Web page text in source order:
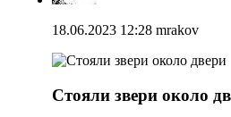
18.06.2023 12:28 mrakov
Стояли звери около